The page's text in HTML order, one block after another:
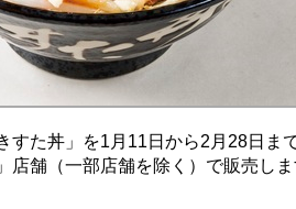
た丼」を1月11日から2月28日ま
店舗（一部店舗を除く）で販売し